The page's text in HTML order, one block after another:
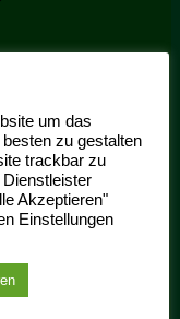
um das
zu gestalten
trackbar zu
Akzeptieren"
Einstellungen